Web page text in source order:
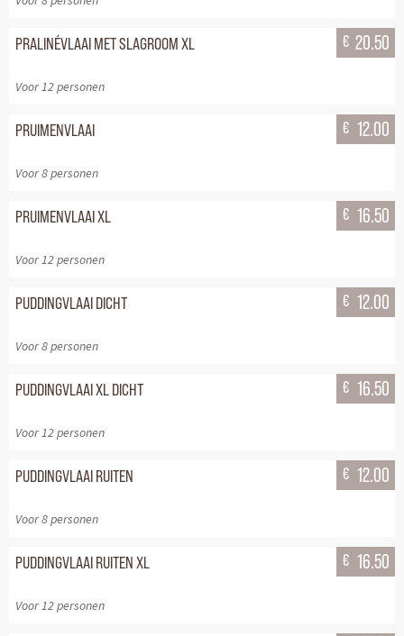
PRALINÉVLAAI MET SLAGROOM XL
Voor 12 personen
€ 20.50
PRUIMENVLAAI
Voor 8 personen
€ 12.00
PRUIMENVLAAI XL
Voor 12 personen
€ 16.50
PUDDINGVLAAI DICHT
Voor 8 personen
€ 12.00
PUDDINGVLAAI XL DICHT
Voor 12 personen
€ 16.50
PUDDINGVLAAI RUITEN
Voor 8 personen
€ 12.00
PUDDINGVLAAI RUITEN XL
Voor 12 personen
€ 16.50